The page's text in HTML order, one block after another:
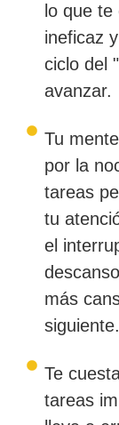
lo que
ineficaz
ciclo del
avanzar.
Tu
por la
tareas
tu
el
más
siguiente.
Te
tareas